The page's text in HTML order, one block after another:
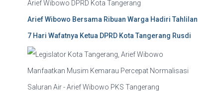
Arief Wibowo Bersama Ribuan Warga Hadiri Tahlilan
7 Hari Wafatnya Ketua DPRD Kota Tangerang Rusdi